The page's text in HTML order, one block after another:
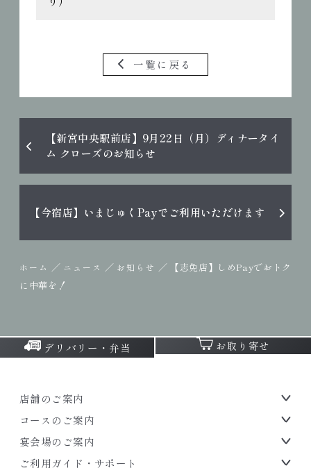
一覧に戻る
【新宮中央駅前店】9月22日（月）ディナータイ
ム クローズのお知らせ
【今宿店】いまじゅくPayでご利用いただけます
ホーム ／ ニュース ／ お知らせ ／ 【志免店】しめPayでおトク
に中華を！
デリバリー・弁当 お取り寄せ
店舗のご案内
コースのご案内
宴会場のご案内
ご利用ガイド・サポート